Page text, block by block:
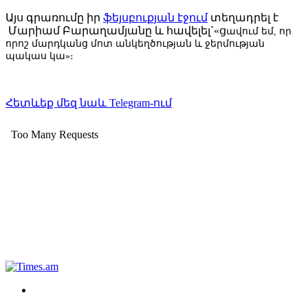
Այս գրառումը իր ֆեյսբուքյան էջումտեղադրել է
Մարիամ Բարաղամյանը և հավելել`«ցավում եմ, որ
որոշ մարդկանց մոտ անկեղծության և ջերմության
պակաս կա»։
Հետևեք մեզ նաև Telegram-ում